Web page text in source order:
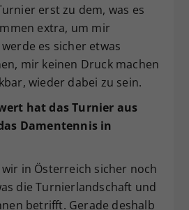
erst zu dem, was es
extra, um mir
es sicher etwas
mir keinen Druck machen
wieder dabei zu sein.
hat das Turnier aus
Damentennis in
in Österreich sicher noch
die Turnierlandschaft und
betrifft. Gerade deshalb